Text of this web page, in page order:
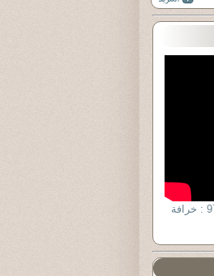
د أحمد صبحى منصور لحظات قرآنية 97 : خرافة